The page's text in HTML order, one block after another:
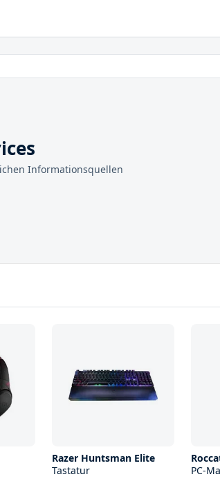
Informationsquellen
Razer Huntsman Elite
Tastatur
PC-